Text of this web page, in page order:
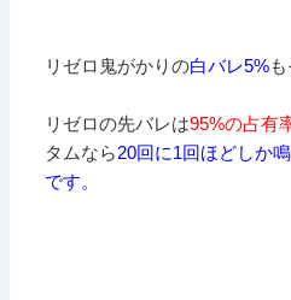
リゼロ鬼がかりの白バレ5%
リゼロの先バレは95%の占有
タムなら20回に1回ほどしか
です。